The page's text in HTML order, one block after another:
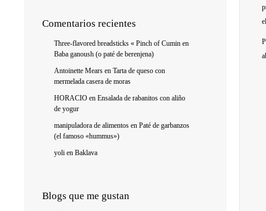
Comentarios recientes
Three-flavored breadsticks « Pinch of Cumin en
Baba ganoush (o paté de berenjena)
Antoinette Mears en Tarta de queso con
mermelada casera de moras
HORACIO en Ensalada de rabanitos con aliño
de yogur
manipuladora de alimentos en Paté de garbanzos
(el famoso «hummus»)
yoli en Baklava
Blogs que me gustan